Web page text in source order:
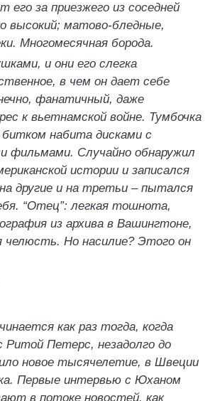
его за приезжего из соседней
высокий; матово-бледные,
Многомесячная борода.
и они его слегка
в чем он дает себе
фанатичный, даже
к вьетнамской войне. Тумбочка
набита дисками с
фильмами. Случайно обнаружил
истории и записался
другие и на третьи – пытался
“Отец”: легкая тошнота,
из архива в Вашингтоне,
Но насилие? Этого он
как раз тогда, когда
Ритой Петерс, незадолго до
новое тысячелетие, в Швеции
Первые интервью с Юханом
в потоке новостей, как